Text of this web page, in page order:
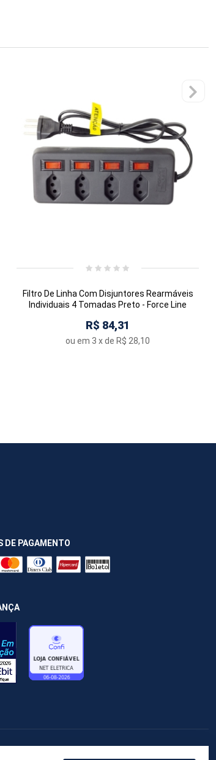
Filtro De Linha Com Disjuntores Rearmáveis
Individuais 4 Tomadas Preto - Force Line
R$ 84,31
ou em 3 x de R$ 28,10
DE PAGAMENTO